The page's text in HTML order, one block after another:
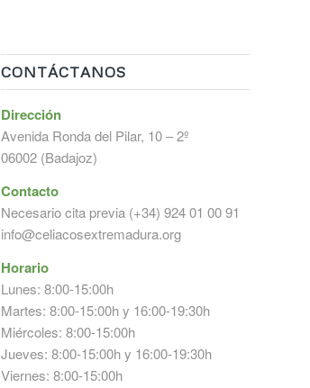
CONTÁCTANOS
Dirección
Avenida Ronda del Pilar, 10 – 2º
06002 (Badajoz)
Contacto
Necesario cita previa (+34) 924 01 00 91
info@celiacosextremadura.org
Horario
Lunes: 8:00-15:00h
Martes: 8:00-15:00h y 16:00-19:30h
Miércoles: 8:00-15:00h
Jueves: 8:00-15:00h y 16:00-19:30h
Viernes: 8:00-15:00h